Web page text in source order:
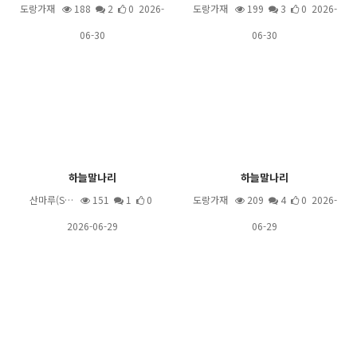
도랑가재 188 2
0 2026-
06-30
도랑가재 199 3
0 2026-
06-30
하늘말나리
산마루(S… 151 1
0
2026-06-29
하늘말나리
도랑가재 209 4
0 2026-
06-29